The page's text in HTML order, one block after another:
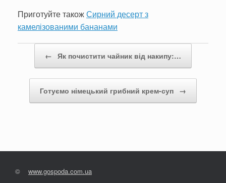
Приготуйте такожСирний десерт з
камелізованими бананами
← Як почистити чайник від накипу:…
Готуємо німецький грибний крем-суп →
© www.gospoda.com.ua